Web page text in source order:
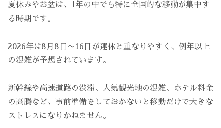
夏休みやお盆は、1年の中でも特に全国的な移動が集中す
る時期です。
2026年は8月8日〜16日が連休と重なりやすく、例年以上
の混雑が予想されています。
新幹線や高速道路の渋滞、人気観光地の混雑、ホテル料金
の高騰など、事前準備をしておかないと移動だけで大きな
ストレスになりかねません。